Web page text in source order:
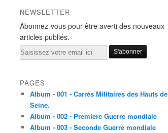
NEWSLETTER
Abonnez-vous pour être averti des nouveaux
articles publiés.
Email
PAGES
Album - 001 - Carrés Militaires des Hauts de
Seine.
Album - 002 - Premiere Guerre mondiale
Album - 003 - Seconde Guerre mondiale